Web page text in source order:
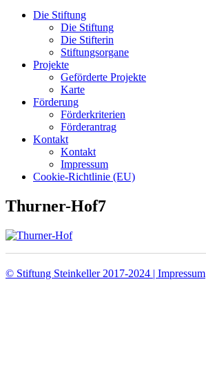
Die Stiftung
Die Stiftung
Die Stifterin
Stiftungsorgane
Projekte
Geförderte Projekte
Karte
Förderung
Förderkriterien
Förderantrag
Kontakt
Kontakt
Impressum
Cookie-Richtlinie (EU)
Thurner-Hof7
© Stiftung Steinkeller 2017-2024 | Impressum